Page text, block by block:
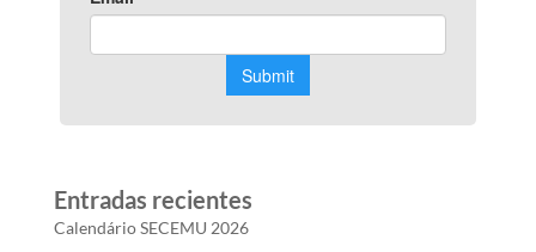
Entradas recientes
Calendário SECEMU 2026